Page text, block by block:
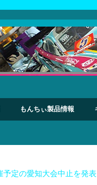
もんちぃ製品情報
予定の愛知大会中止を発